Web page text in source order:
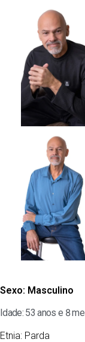
Sexo: Masculino
Idade: 53 anos e 8
Etnia: Parda